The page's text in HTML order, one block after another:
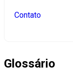
Contato
Glossário